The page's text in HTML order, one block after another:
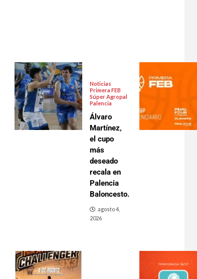
Noticias
Primera FEB
Súper Agropal
Palencia
Álvaro
Martínez,
el cupo
más
deseado
recala en
Palencia
Baloncesto.
agosto 4,
2026